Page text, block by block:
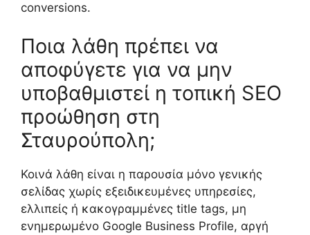
conversions.
Ποια λάθη πρέπει να
αποφύγετε για να μην
υποβαθμιστεί η τοπική SEO
προώθηση στη
Σταυρούπολη;
Κοινά λάθη είναι η παρουσία μόνο γενικής
σελίδας χωρίς εξειδικευμένες υπηρεσίες,
ελλιπείς ή κακογραμμένες title tags, μη
ενημερωμένο Google Business Profile, αργή